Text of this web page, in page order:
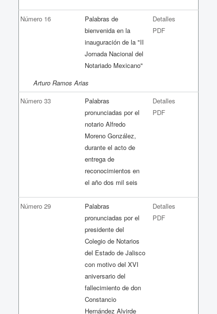
Número 16
Palabras de
bienvenida en la
inauguración de la "II
Jornada Nacional del
Notariado Mexicano"
Detalles
PDF
Arturo Ramos Arias
Número 33
Palabras
pronunciadas por el
notario Alfredo
Moreno González,
durante el acto de
entrega de
reconocimientos en
el año dos mil seis
Detalles
PDF
Número 29
Palabras
pronunciadas por el
presidente del
Colegio de Notarios
del Estado de Jalisco
con motivo del XVI
aniversario del
fallecimiento de don
Constancio
Hernández Alvirde
Detalles
PDF